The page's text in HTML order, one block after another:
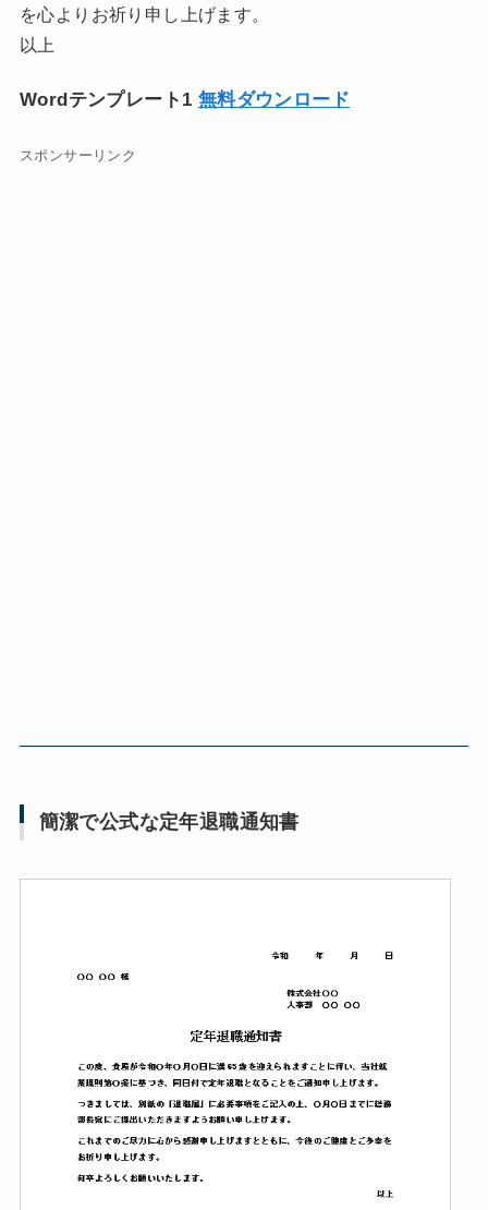
を心よりお祈り申し上げます。
以上
Wordテンプレート1 無料ダウンロード
スポンサーリンク
簡潔で公式な定年退職通知書